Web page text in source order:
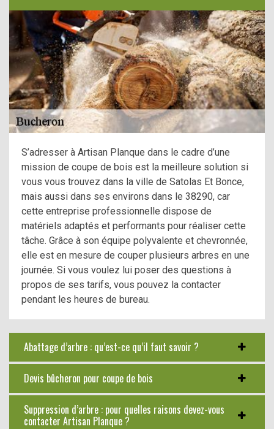
S’adresser à Artisan Planque dans le cadre d’une
mission de coupe de bois est la meilleure solution si
vous vous trouvez dans la ville de Satolas Et Bonce,
mais aussi dans ses environs dans le 38290, car
cette entreprise professionnelle dispose de
matériels adaptés et performants pour réaliser cette
tâche. Grâce à son équipe polyvalente et chevronnée,
elle est en mesure de couper plusieurs arbres en une
journée. Si vous voulez lui poser des questions à
propos de ses tarifs, vous pouvez la contacter
pendant les heures de bureau.
Abattage d’arbre : qu’est-ce qu’il faut savoir ?
Devis bûcheron pour coupe de bois
Suppression d’arbre : pour quelles raisons devez-vous
contacter Artisan Planque ?